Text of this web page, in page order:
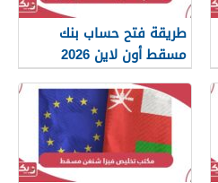
طريقة فتح حساب بنك
مسقط أون لاين 2026